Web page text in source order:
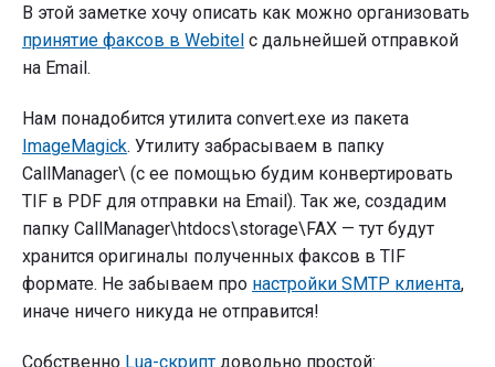
В этой заметке хочу описать как можно организовать
принятие факсов в Webitel с дальнейшей отправкой
на Email.
Нам понадобится утилита convert.exe из пакета
ImageMagick. Утилиту забрасываем в папку
CallManager\ (с ее помощью будим конвертировать
TIF в PDF для отправки на Email). Так же, создадим
папку CallManager\htdocs\storage\FAX — тут будут
хранится оригиналы полученных факсов в TIF
формате. Не забываем про настройки SMTP клиента,
иначе ничего никуда не отправится!
Собственно Lua-скрипт довольно простой: